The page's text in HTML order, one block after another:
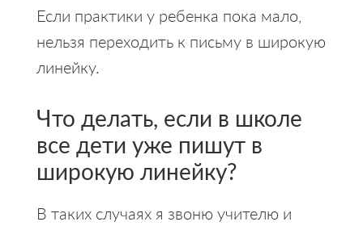
Если практики у ребенка пока мало,
нельзя переходить к письму в широкую
линейку.
Что делать, если в школе
все дети уже пишут в
широкую линейку?
В таких случаях я звоню учителю и